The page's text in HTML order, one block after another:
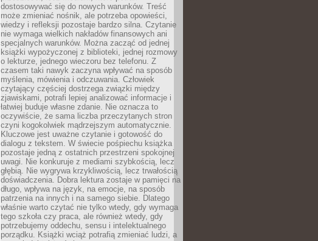
dostosowywać się do nowych warunków. Treść
może zmieniać nośnik, ale potrzeba opowieści,
wiedzy i refleksji pozostaje bardzo silna. Czytanie
nie wymaga wielkich nakładów finansowych ani
specjalnych warunków. Można zacząć od jednej
książki wypożyczonej z biblioteki, jednej rozmowy
o lekturze, jednego wieczoru bez telefonu. Z
czasem taki nawyk zaczyna wpływać na sposób
myślenia, mówienia i odczuwania. Człowiek
czytający częściej dostrzega związki między
zjawiskami, potrafi lepiej analizować informacje i
łatwiej buduje własne zdanie. Nie oznacza to
oczywiście, że sama liczba przeczytanych stron
czyni kogokolwiek mądrzejszym automatycznie.
Kluczowe jest uważne czytanie i gotowość do
dialogu z tekstem. W świecie pośpiechu książka
pozostaje jedną z ostatnich przestrzeni spokojnej
uwagi. Nie konkuruje z mediami szybkością, lecz
głębią. Nie wygrywa krzykliwością, lecz trwałością
doświadczenia. Dobra lektura zostaje w pamięci na
długo, wpływa na język, na emocje, na sposób
patrzenia na innych i na samego siebie. Dlatego
właśnie warto czytać nie tylko wtedy, gdy wymaga
tego szkoła czy praca, ale również wtedy, gdy
potrzebujemy oddechu, sensu i intelektualnego
porządku. Książki wciąż potrafią zmieniać ludzi, a